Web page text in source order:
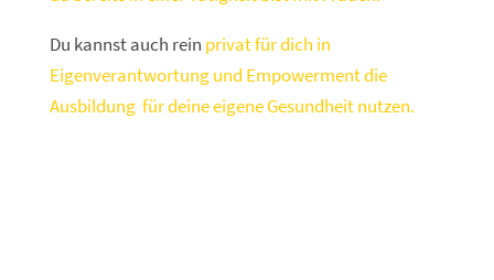
Du kannst auch rein privat für dich in
Eigenverantwortung und Empowerment die
Ausbildung für deine eigene Gesundheit nutzen.